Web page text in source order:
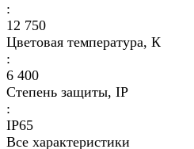
:
12 750
Цветовая температура, К
:
6 400
Степень защиты, IP
:
IP65
Все характеристики